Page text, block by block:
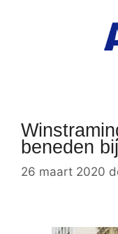
beneden
26 maart 2020